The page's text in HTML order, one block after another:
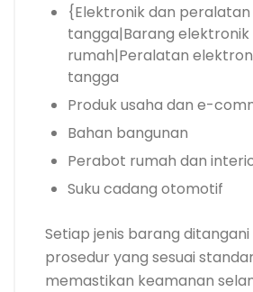
{Elektronik dan
tangga|Barang
rumah|Peralatan
tangga
Produk usaha dan e-
Bahan bangunan
Perabot rumah dan
Suku cadang otomotif
Setiap jenis barang
prosedur yang sesuai
memastikan keamanan